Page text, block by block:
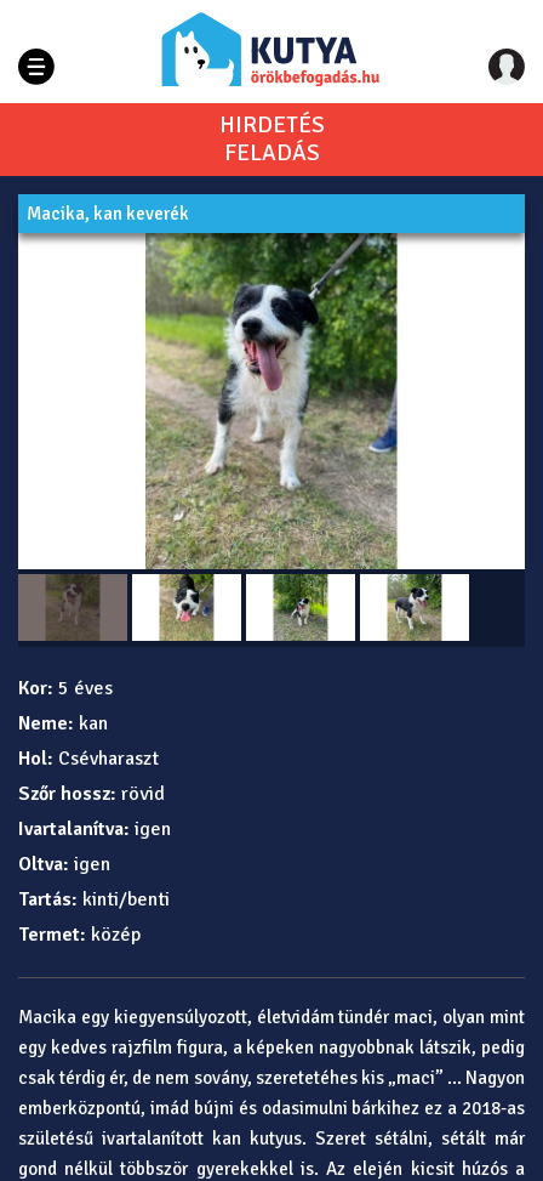
HIRDETÉS
FELADÁS
Macika, kan keverék
Kor: 5 éves
Neme: kan
Hol: Csévharaszt
Szőr hossz: rövid
Ivartalanítva: igen
Oltva: igen
Tartás: kinti/benti
Termet: közép
Macika egy kiegyensúlyozott, életvidám tündér maci, olyan mint
egy kedves rajzfilm figura, a képeken nagyobbnak látszik, pedig
csak térdig ér, de nem sovány, szeretetéhes kis „maci” ... Nagyon
emberközpontú, imád bújni és odasimulni bárkihez ez a 2018-as
születésű ivartalanított kan kutyus. Szeret sétálni, sétált már
gond nélkül többször gyerekekkel is. Az elején kicsit húzós a